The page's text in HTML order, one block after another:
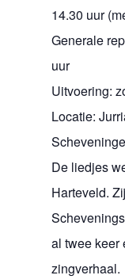
14.30 uur
Generale
uur
Uitvoering:
Locatie:
De liedjes
Harteveld.
al twee keer
zingverhaal.